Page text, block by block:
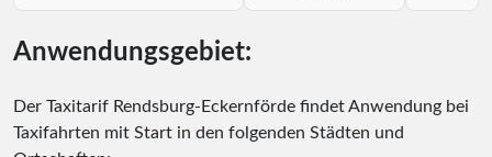
Anwendungsgebiet:
Der Taxitarif Rendsburg-Eckernförde findet Anwendung bei
Taxifahrten mit Start in den folgenden Städten und